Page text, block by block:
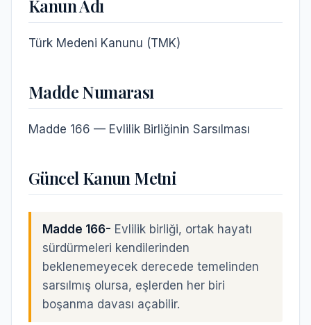
Kanun Adı
Türk Medeni Kanunu (TMK)
Madde Numarası
Madde 166 — Evlilik Birliğinin Sarsılması
Güncel Kanun Metni
Madde 166- Evlilik birliği, ortak hayatı
sürdürmeleri kendilerinden
beklenemeyecek derecede temelinden
sarsılmış olursa, eşlerden her biri
boşanma davası açabilir.